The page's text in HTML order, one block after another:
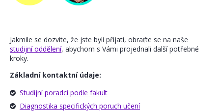
Jakmile se dozvíte, že jste byli přijati, obraťte se na naše
studijní oddělení, abychom s Vámi projednali další potřebné
kroky.
Základní kontaktní údaje:
Studijní poradci podle fakult
Diagnostika specifických poruch učení